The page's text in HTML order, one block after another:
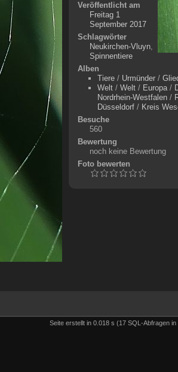
Veröffentlicht am
Freitag 1
September 2017
Schlagwörter
Neukirchen-Vluyn,
Spinnentiere
Alben
Tiere/ Urmünder/
Welt/ Welt/ Europa/
Nordrhein-Westfalen/
Düsseldorf/ Kreis
Besuche
560
Bewertung
noch keine Bewertung
Foto bewerten
Seite erstellt in 0.018 s (17 SQL-Abfragen